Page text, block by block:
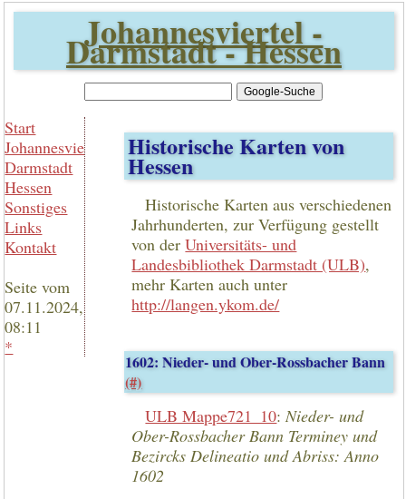
Johannesviertel -
Darmstadt - Hessen
Start
Johannesviertel
Darmstadt
Hessen
Sonstiges
Links
Kontakt
Seite vom
07.11.2024,
08:11
*
Historische Karten von
Hessen
Historische Karten aus verschiedenen
Jahrhunderten, zur Verfügung gestellt
von derUniversitäts- und
Landesbibliothek Darmstadt (ULB),
mehr Karten auch unter
http://langen.ykom.de/
1602: Nieder- und Ober-Rossbacher Bann
(#)
ULB Mappe721_10: Nieder- und
Ober-Rossbacher Bann Terminey und
Bezircks Delineatio und Abriss: Anno
1602